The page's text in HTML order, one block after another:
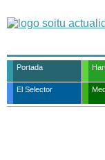
Portada
El Selector